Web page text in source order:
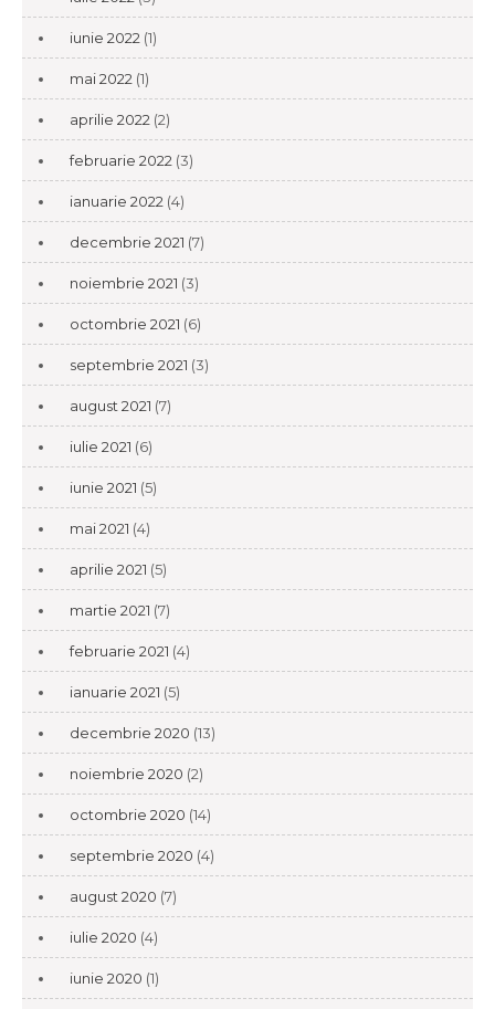
iunie 2022 (1)
mai 2022 (1)
aprilie 2022 (2)
februarie 2022 (3)
ianuarie 2022 (4)
decembrie 2021 (7)
noiembrie 2021 (3)
octombrie 2021 (6)
septembrie 2021 (3)
august 2021 (7)
iulie 2021 (6)
iunie 2021 (5)
mai 2021 (4)
aprilie 2021 (5)
martie 2021 (7)
februarie 2021 (4)
ianuarie 2021 (5)
decembrie 2020 (13)
noiembrie 2020 (2)
octombrie 2020 (14)
septembrie 2020 (4)
august 2020 (7)
iulie 2020 (4)
iunie 2020 (1)